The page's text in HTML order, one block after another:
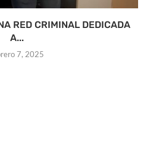
RED CRIMINAL DEDICADA
A...
7, 2025